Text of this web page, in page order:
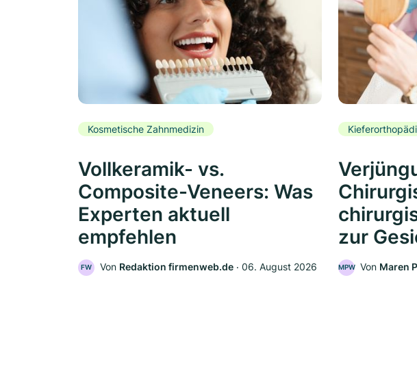
Kosmetische Zahnmedizin
Vollkeramik- vs.
Composite-Veneers: Was
Experten aktuell
empfehlen
FW Von Redaktion firmenweb.de ‧ 06. August 2026
zur
MPW Von Maren